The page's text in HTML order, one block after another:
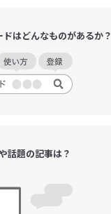
ドはどんなものがあるか？
話題の記事は？